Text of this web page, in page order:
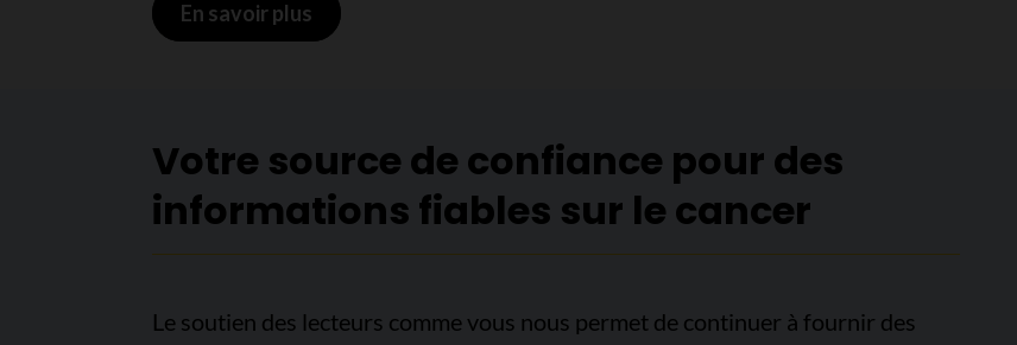
En savoir plus sur Statistiques de survie pour le cancer de l’œsophage
Votre source de confiance pour des
informations fiables sur le cancer
Le soutien des lecteurs comme vous nous permet de continuer à fournir des